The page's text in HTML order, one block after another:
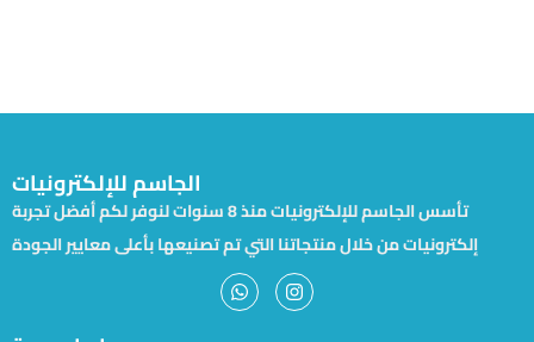
الجاسم للإلكترونيات
تأسس الجاسم للإلكترونيات منذ 8 سنوات لنوفر لكم أفضل تجربة
إلكترونيات من خلال منتجاتنا التي تم تصنيعها بأعلى معايير الجودة